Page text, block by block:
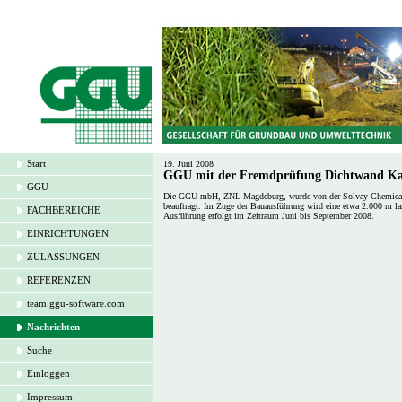
Start
GGU
FACHBEREICHE
EINRICHTUNGEN
ZULASSUNGEN
REFERENZEN
team.ggu-software.com
Nachrichten
Suche
Einloggen
Impressum
19. Juni 2008
GGU mit der Fremdprüfung Dichtwand
Die GGU mbH, ZNL Magdeburg, wurde von der Solvay
beauftragt. Im Zuge der Bauausführung wird eine etwa 2.000 m
Ausführung erfolgt im Zeitraum Juni bis September 2008.